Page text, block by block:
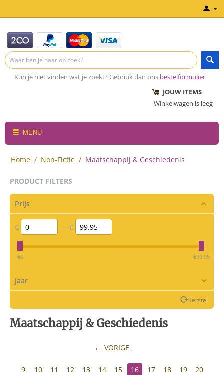
Kun je niet vinden wat je zoekt? Gebruik dan ons bestelformulier
JOUW ITEMS
Winkelwagen is leeg
MENU
Home / Non-Fictie / Maatschappij & Geschiedenis
PRODUCT FILTERS
Prijs
€ – €
‎€0 ‎€99.95
Jaar
Herstel
Maatschappij & Geschiedenis
VORIGE
9 10 11 12 13 14 15 16 17 18 19
20